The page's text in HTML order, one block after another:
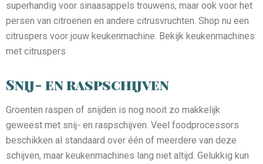
superhandig voor sinaasappels trouwens, maar ook voor het
persen van citroenen en andere citrusvruchten. Shop nu een
citruspers voor jouw keukenmachine. Bekijk keukenmachines
met citruspers
Snij- en raspschijven
Groenten raspen of snijden is nog nooit zo makkelijk
geweest met snij- en raspschijven. Veel foodprocessors
beschikken al standaard over één of meerdere van deze
schijven, maar keukenmachines lang niet altijd. Gelukkig kun